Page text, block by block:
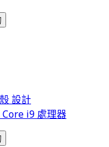
設計
i9 處理器